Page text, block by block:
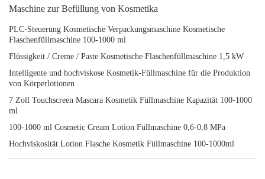
Maschine zur Befüllung von Kosmetika
PLC-Steuerung Kosmetische Verpackungsmaschine Kosmetische
Flaschenfüllmaschine 100-1000 ml
Flüssigkeit / Creme / Paste Kosmetische Flaschenfüllmaschine 1,5 kW
Intelligente und hochviskose Kosmetik-Füllmaschine für die Produktion
von Körperlotionen
7 Zoll Touchscreen Mascara Kosmetik Füllmaschine Kapazität 100-1000
ml
100-1000 ml Cosmetic Cream Lotion Füllmaschine 0,6-0,8 MPa
Hochviskosität Lotion Flasche Kosmetik Füllmaschine 100-1000ml